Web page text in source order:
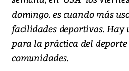
domingo, es cuando más
facilidades deportivas. Hay
para la práctica del deporte
comunidades.